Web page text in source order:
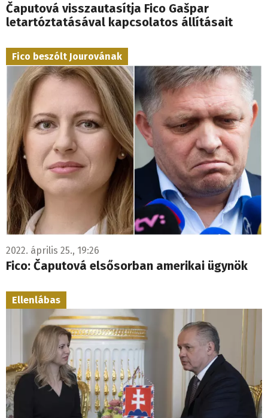
Čaputová visszautasítja Fico Gašpar
letartóztatásával kapcsolatos állításait
Fico beszólt Jourovának
2022. április 25., 19:26
Fico: Čaputová elsősorban amerikai ügynök
Ellenlábas